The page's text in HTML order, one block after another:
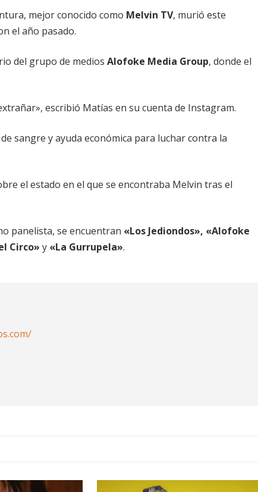
mejor conocido como Melvin TV, murió este
el año pasado.
del grupo de medios Alofoke Media Group, donde el
escribió Matías en su cuenta de Instagram.
sangre y ayuda económica para luchar contra la
el estado en el que se encontraba Melvin tras el
panelista, se encuentran «Los Jediondos», «Alofoke
Circo» y «La Gurrupela».